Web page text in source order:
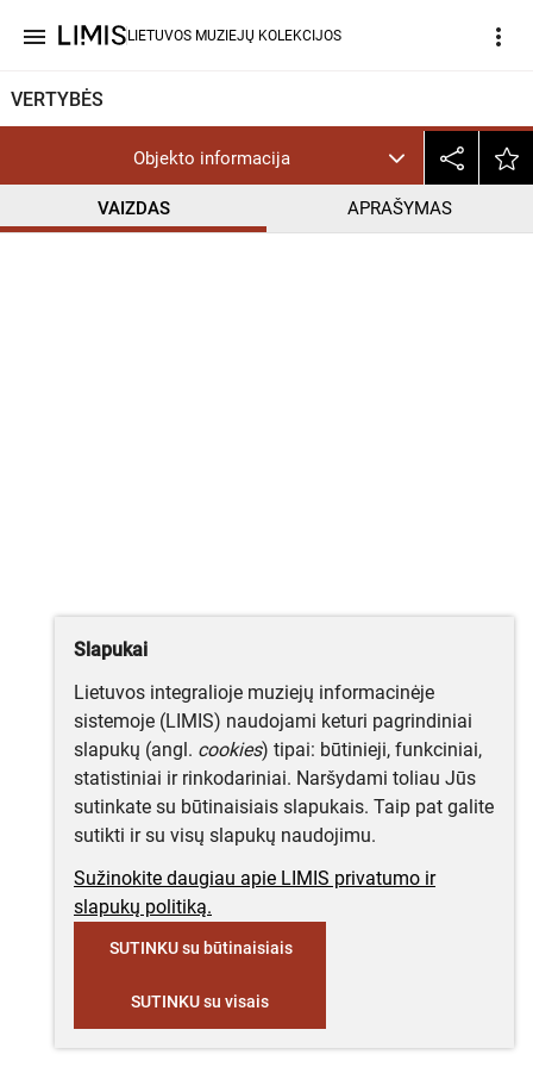
menu LIETUVOS MUZIEJŲ KOLEKCIJOS more_vert
VERTYBĖS
Objekto informacija
VAIZDAS APRAŠYMAS
Slapukai
Lietuvos integralioje muziejų informacinėje
sistemoje (LIMIS) naudojami keturi pagrindiniai
slapukų (angl. cookies) tipai: būtinieji, funkciniai,
statistiniai ir rinkodariniai. Naršydami toliau Jūs
sutinkate su būtinaisiais slapukais. Taip pat galite
sutikti ir su visų slapukų naudojimu.
Sužinokite daugiau apie LIMIS privatumo ir
slapukų politiką.
SUTINKU su būtinaisiais
SUTINKU su visais